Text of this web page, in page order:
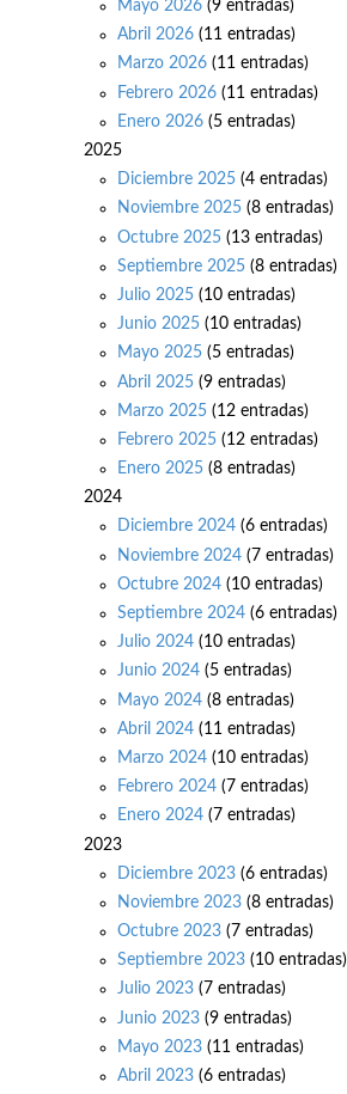
Mayo 2026 (9 entradas)
Abril 2026 (11 entradas)
Marzo 2026 (11 entradas)
Febrero 2026 (11 entradas)
Enero 2026 (5 entradas)
2025
Diciembre 2025 (4 entradas)
Noviembre 2025 (8 entradas)
Octubre 2025 (13 entradas)
Septiembre 2025 (8 entradas)
Julio 2025 (10 entradas)
Junio 2025 (10 entradas)
Mayo 2025 (5 entradas)
Abril 2025 (9 entradas)
Marzo 2025 (12 entradas)
Febrero 2025 (12 entradas)
Enero 2025 (8 entradas)
2024
Diciembre 2024 (6 entradas)
Noviembre 2024 (7 entradas)
Octubre 2024 (10 entradas)
Septiembre 2024 (6 entradas)
Julio 2024 (10 entradas)
Junio 2024 (5 entradas)
Mayo 2024 (8 entradas)
Abril 2024 (11 entradas)
Marzo 2024 (10 entradas)
Febrero 2024 (7 entradas)
Enero 2024 (7 entradas)
2023
Diciembre 2023 (6 entradas)
Noviembre 2023 (8 entradas)
Octubre 2023 (7 entradas)
Septiembre 2023 (10 entradas)
Julio 2023 (7 entradas)
Junio 2023 (9 entradas)
Mayo 2023 (11 entradas)
Abril 2023 (6 entradas)